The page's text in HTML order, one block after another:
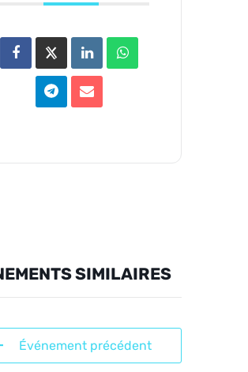
SIMILAIRES
Événement précédent